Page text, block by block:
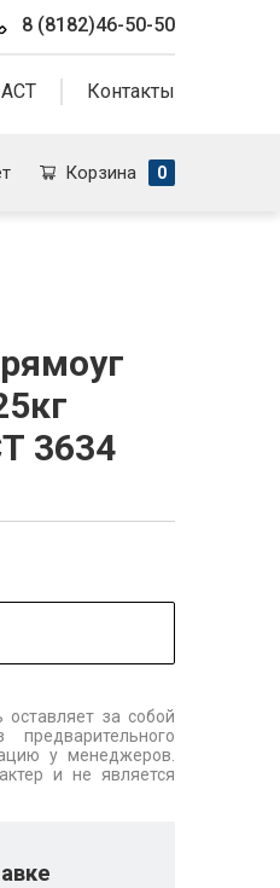
8 (8182)46-50-50
Контакты
Корзина 0
3634
за собой
у менеджеров.
и не является